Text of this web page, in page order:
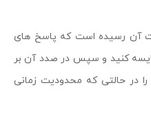
آن رسیده است که پاسخ های
2 را با هم مقایسه کنید و سپس در صدد آن بر
در حالتی که محدودیت زمانی